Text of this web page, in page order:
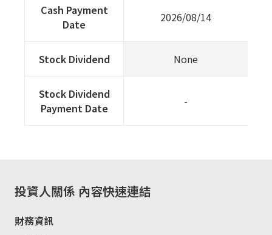
Cash Payment
Date
2026/08/14
Stock Dividend None
Stock Dividend
Payment Date
-
投資人關係 內容快速連結
財務資訊